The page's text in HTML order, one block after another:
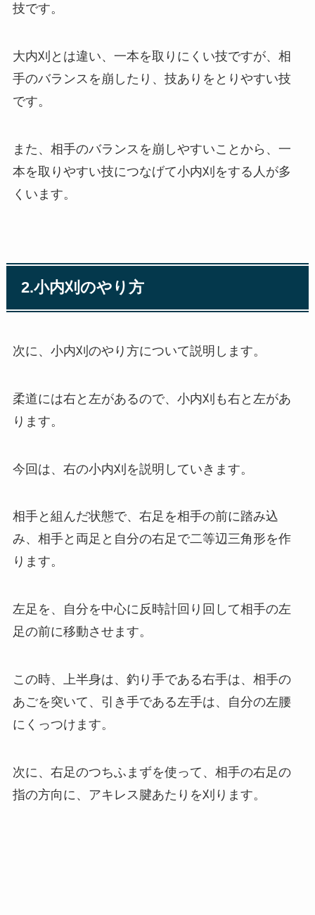
技です。
大内刈とは違い、一本を取りにくい技ですが、相
手のバランスを崩したり、技ありをとりやすい技
です。
また、相手のバランスを崩しやすいことから、一
本を取りやすい技につなげて小内刈をする人が多
くいます。
2.小内刈のやり方
次に、小内刈のやり方について説明します。
柔道には右と左があるので、小内刈も右と左があ
ります。
今回は、右の小内刈を説明していきます。
相手と組んだ状態で、右足を相手の前に踏み込
み、相手と両足と自分の右足で二等辺三角形を作
ります。
左足を、自分を中心に反時計回り回して相手の左
足の前に移動させます。
この時、上半身は、釣り手である右手は、相手の
あごを突いて、引き手である左手は、自分の左腰
にくっつけます。
次に、右足のつちふまずを使って、相手の右足の
指の方向に、アキレス腱あたりを刈ります。